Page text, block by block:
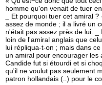
homme qu'on venait de tuer
_ Et pourquoi tuer cet amiral
assez de monde ; il a livré un
n'était pas assez près de lui.
loin de l'amiral anglais que
lui répliqua-t-on ; mais dans
un amiral pour encourager les
Candide fut si étourdi et si
qu'il ne voulut pas seulement
patron hollandais (..) pour le